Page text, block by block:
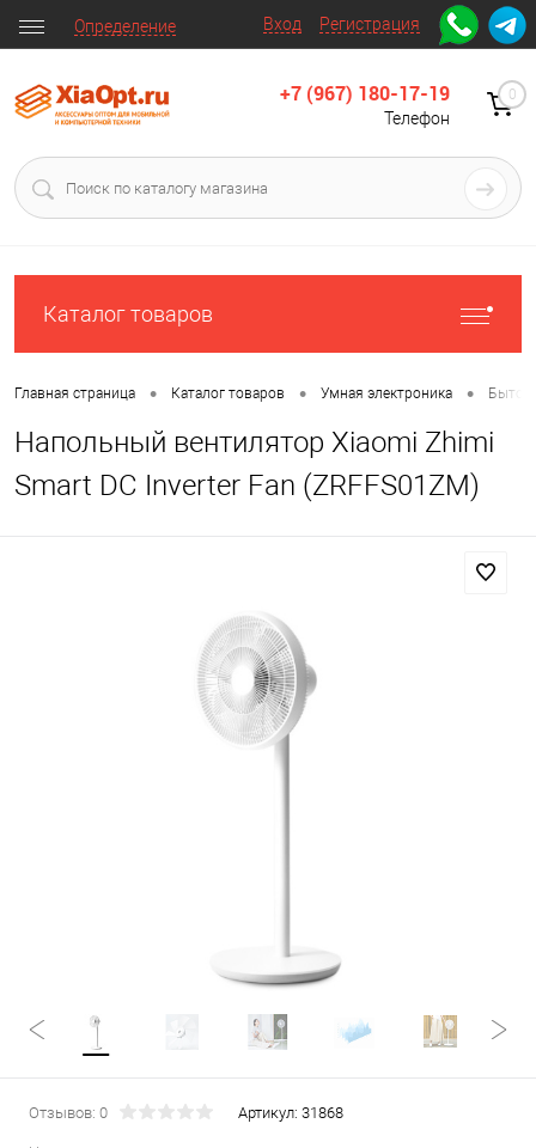
Вход Регистрация
Определение
+7 (967) 180-17-19
Телефон
0
Каталог товаров
Главная страница • Каталог товаров • Умная электроника •
Напольный вентилятор Xiaomi Zhimi
Smart DC Inverter Fan (ZRFFS01ZM)
Отзывов: 0 Артикул: 31868